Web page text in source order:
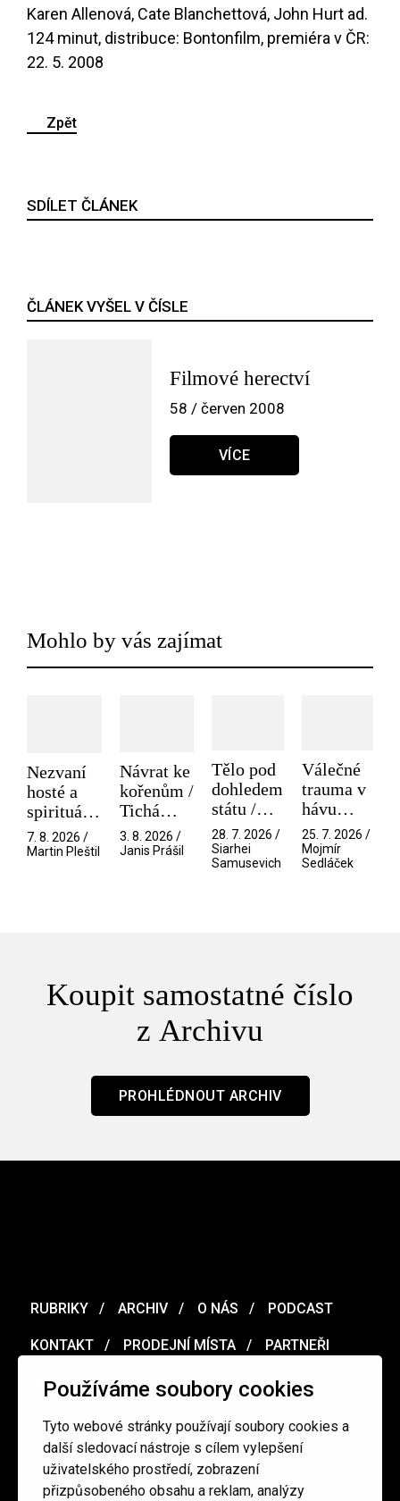
Používáme soubory cookies
Tyto webové stránky používají soubory cookies a
další sledovací nástroje s cílem vylepšení
uživatelského prostředí, zobrazení
přizpůsobeného obsahu a reklam, analýzy
Karen Allenová, Cate Blanchettová, John Hurt ad.
124 minut, distribuce: Bontonfilm, premiéra v ČR:
22. 5. 2008
Zpět
SDÍLET ČLÁNEK
ČLÁNEK VYŠEL V ČÍSLE
Filmové herectví
58 / červen 2008
VÍCE
Mohlo by vás zajímat
Nezvaní
hosté a
spirituální
narušitelé
z vesmíru
7. 8. 2026 /
Martin Pleštil
Návrat ke
kořenům /
Tichá
přítelkyně
3. 8. 2026 /
Janis Prášil
Tělo pod
dohledem
státu /
Pramen
28. 7. 2026 /
Siarhei
Samusevich
Válečné
trauma v
hávu
spektáklu
/ Odyssea
25. 7. 2026 /
Mojmír
Sedláček
Koupit samostatné číslo
z Archivu
PROHLÉDNOUT ARCHIV
RUBRIKY ARCHIV O NÁS PODCAST
KONTAKT PRODEJNÍ MÍSTA PARTNEŘI
MERCH VOUCHER
Ochrana osobních údajů / Obchodní podmínky